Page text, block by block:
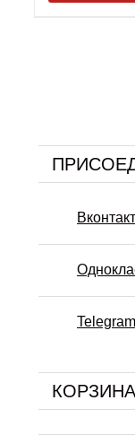
Telegram
КОРЗИНА